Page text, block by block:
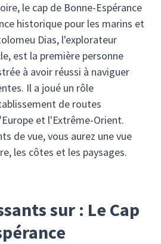
le cap de Bonne-Espérance
historique pour les marins et
Dias, l'explorateur
est la première personne
à avoir réussi à naviguer
Il a joué un rôle
de routes
et l'Extrême-Orient.
de vue, vous aurez une vue
les côtes et les paysages.
sur : Le Cap